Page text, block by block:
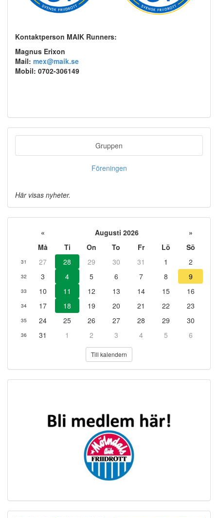
Kontaktperson MAIK Runners:
Magnus Erixon
Mail: mex@maik.se
Mobil: 0702-306149
Gruppen
Föreningen
Här visas nyheter.
« Augusti 2026
»
Må
Ti On To Fr Lö Sö
31 27 28 29 30 31 1 2
32 3 4 5 6 7 8 9
33 10 11 12 13 14 15 16
34 17 18 19 20 21 22 23
35 24 25 26 27 28 29 30
36 31 1 2 3 4 5 6
Till kalendern